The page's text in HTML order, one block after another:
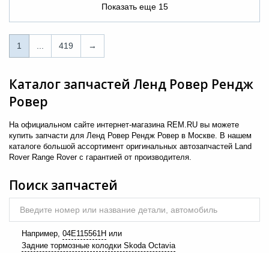
Показать еще 15
11 419 →
Каталог запчастей Ленд Ровер Рендж
Ровер
На официальном сайте интернет-магазина REM.RU вы можете
купить запчасти для Ленд Ровер Рендж Ровер в Москве. В нашем
каталоге большой ассортимент оригинальных автозапчастей Land
Rover Range Rover с гарантией от производителя.
Поиск запчастей
Введите номер или название детали, автомобиль
Например, 04E115561H или
Задние тормозные колодки Skoda Octavia